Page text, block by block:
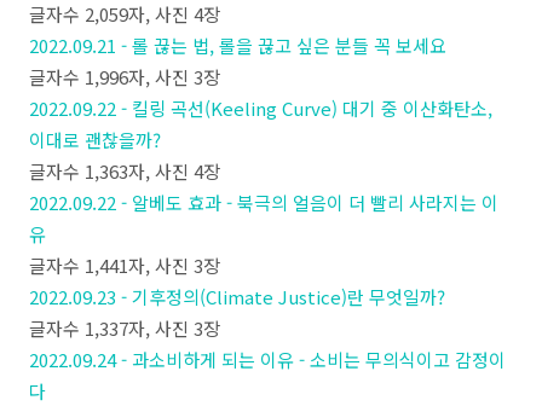
글자수 2,059자, 사진 4장
2022.09.21 - 롤 끊는 법, 롤을 끊고 싶은 분들 꼭 보세요
글자수 1,996자, 사진 3장
2022.09.22 - 킬링 곡선(Keeling Curve) 대기 중 이산화탄소,
이대로 괜찮을까?
글자수 1,363자, 사진 4장
2022.09.22 - 알베도 효과 - 북극의 얼음이 더 빨리 사라지는 이
유
글자수 1,441자, 사진 3장
2022.09.23 - 기후정의(Climate Justice)란 무엇일까?
글자수 1,337자, 사진 3장
2022.09.24 - 과소비하게 되는 이유 - 소비는 무의식이고 감정이
다